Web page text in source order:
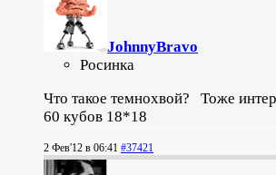
JohnnyBravo
Росинка
Что такое темнохвой? Тоже
60 кубов 18*18
2 Фев'12 в 06:41 #37421